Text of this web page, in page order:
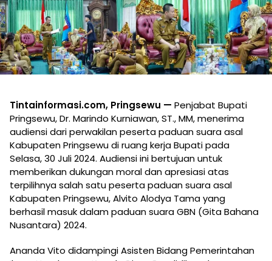
Tintainformasi.com, Pringsewu — Penjabat Bupati
Pringsewu, Dr. Marindo Kurniawan, ST., MM, menerima
audiensi dari perwakilan peserta paduan suara asal
Kabupaten Pringsewu di ruang kerja Bupati pada
Selasa, 30 Juli 2024. Audiensi ini bertujuan untuk
memberikan dukungan moral dan apresiasi atas
terpilihnya salah satu peserta paduan suara asal
Kabupaten Pringsewu, Alvito Alodya Tama yang
berhasil masuk dalam paduan suara GBN (Gita Bahana
Nusantara) 2024.
Ananda Vito didampingi Asisten Bidang Pemerintahan